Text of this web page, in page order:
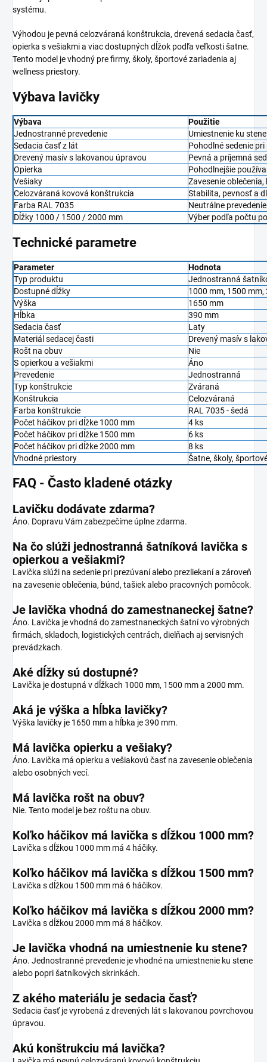
systému.
Výhodou je pevná celozváraná konštrukcia, drevená sedacia časť,
opierka s vešiakmi a viac dostupných dĺžok podľa veľkosti šatne.
Tento model je vhodný pre firmy, školy, športové zariadenia aj
wellness priestory.
Výbava lavičky
Výbava
Použitie
Jednostranné prevedenie
Umiestnenie ku
Sedacia časť z lát
Pohodlné sedenie
Drevený masív s lakovanou úpravou
Pevná a príjemná
Opierka
Pohodlnejšie
Vešiaky
Zavesenie
Celozváraná kovová konštrukcia
Stabilita, pevnosť a
Farba RAL 7035
Neutrálne
Dĺžky 1000 / 1500 / 2000 mm
Výber podľa počtu
Technické parametre
Parameter
Hodnota
Typ produktu
Jednostranná
Dostupné dĺžky
1000 mm, 1500 mm,
Výška
1650 mm
Hĺbka
390 mm
Sedacia časť
Laty
Materiál sedacej časti
Drevený masív s
Rošt na obuv
Nie
S opierkou a vešiakmi
Áno
Prevedenie
Jednostranná
Typ konštrukcie
Zváraná
Konštrukcia
Celozváraná
Farba konštrukcie
RAL 7035 - šedá
Počet háčikov pri dĺžke 1000 mm
4 ks
Počet háčikov pri dĺžke 1500 mm
6 ks
Počet háčikov pri dĺžke 2000 mm
8 ks
Vhodné priestory
Šatne, školy,
FAQ - Často kladené otázky
Lavičku dodávate zdarma?
Áno. Dopravu Vám zabezpečíme úplne zdarma.
Na čo slúži jednostranná šatníková lavička s
opierkou a vešiakmi?
Lavička slúži na sedenie pri prezúvaní alebo prezliekaní a zároveň
na zavesenie oblečenia, búnd, tašiek alebo pracovných pomôcok.
Je lavička vhodná do zamestnaneckej šatne?
Áno. Lavička je vhodná do zamestnaneckých šatní vo výrobných
firmách, skladoch, logistických centrách, dielňach aj servisných
prevádzkach.
Aké dĺžky sú dostupné?
Lavička je dostupná v dĺžkach 1000 mm, 1500 mm a 2000 mm.
Aká je výška a hĺbka lavičky?
Výška lavičky je 1650 mm a hĺbka je 390 mm.
Má lavička opierku a vešiaky?
Áno. Lavička má opierku a vešiakovú časť na zavesenie oblečenia
alebo osobných vecí.
Má lavička rošt na obuv?
Nie. Tento model je bez roštu na obuv.
Koľko háčikov má lavička s dĺžkou 1000 mm?
Lavička s dĺžkou 1000 mm má 4 háčiky.
Koľko háčikov má lavička s dĺžkou 1500 mm?
Lavička s dĺžkou 1500 mm má 6 háčikov.
Koľko háčikov má lavička s dĺžkou 2000 mm?
Lavička s dĺžkou 2000 mm má 8 háčikov.
Je lavička vhodná na umiestnenie ku stene?
Áno. Jednostranné prevedenie je vhodné na umiestnenie ku stene
alebo popri šatníkových skrinkách.
Z akého materiálu je sedacia časť?
Sedacia časť je vyrobená z drevených lát s lakovanou povrchovou
úpravou.
Akú konštrukciu má lavička?